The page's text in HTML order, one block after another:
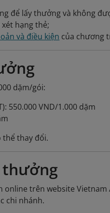
để lấy thưởng và không
hạng thẻ;
và điều kiện của chương
dặm/gói:
550.000 VND/1.000 dặm
thể thay đổi.
thưởng
online trên website
chi nhánh.